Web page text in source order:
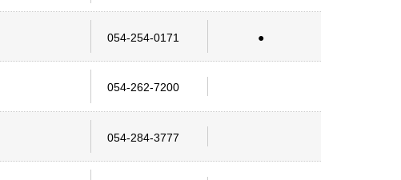
054-254-0171
054-262-7200
054-284-3777